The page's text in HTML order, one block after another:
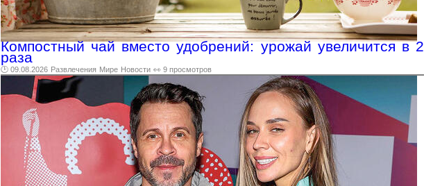
Компостный чай вместо удобрений: урожай увеличится в 2
раза
🕑 09.08.2026 Развлечения Мире Новости 👀 9 просмотров